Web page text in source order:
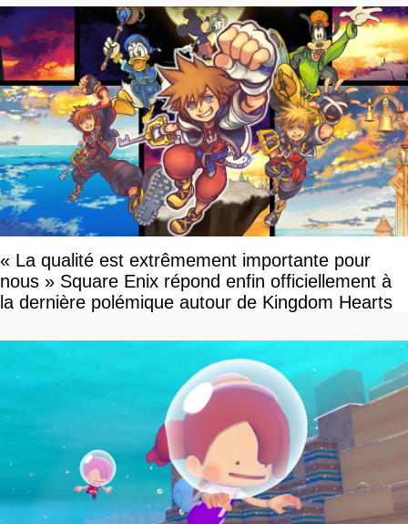
« La qualité est extrêmement importante pour
nous » Square Enix répond enfin officiellement à
la dernière polémique autour de Kingdom Hearts